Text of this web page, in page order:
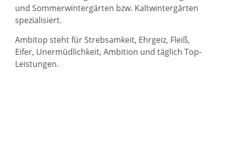
und Sommerwintergärten bzw. Kaltwintergärten
spezialisiert.
Ambitop steht für Strebsamkeit, Ehrgeiz, Fleiß,
Eifer, Unermüdlichkeit, Ambition und täglich Top-
Leistungen.